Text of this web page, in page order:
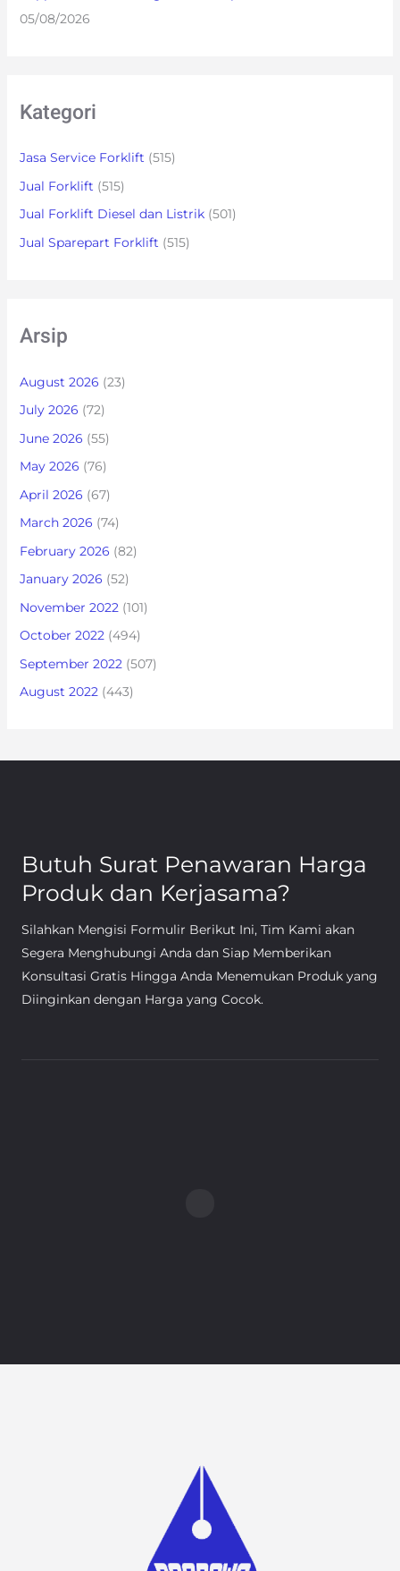
05/08/2026
Kategori
Jasa Service Forklift (515)
Jual Forklift (515)
Jual Forklift Diesel dan Listrik(501)
Jual Sparepart Forklift (515)
Arsip
August 2026 (23)
July 2026 (72)
June 2026 (55)
May 2026 (76)
April 2026 (67)
March 2026 (74)
February 2026 (82)
January 2026 (52)
November 2022(101)
October 2022(494)
September 2022(507)
August 2022(443)
Butuh Surat Penawaran Harga
Produk dan Kerjasama?
Silahkan Mengisi Formulir Berikut Ini, Tim Kami akan
Segera Menghubungi Anda dan Siap Memberikan
Konsultasi Gratis Hingga Anda Menemukan Produk yang
Diinginkan dengan Harga yang Cocok.